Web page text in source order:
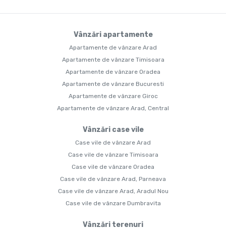
Vânzări apartamente
Apartamente de vânzare Arad
Apartamente de vânzare Timisoara
Apartamente de vânzare Oradea
Apartamente de vânzare Bucuresti
Apartamente de vânzare Giroc
Apartamente de vânzare Arad, Central
Vânzări case vile
Case vile de vânzare Arad
Case vile de vânzare Timisoara
Case vile de vânzare Oradea
Case vile de vânzare Arad, Parneava
Case vile de vânzare Arad, Aradul Nou
Case vile de vânzare Dumbravita
Vânzări terenuri